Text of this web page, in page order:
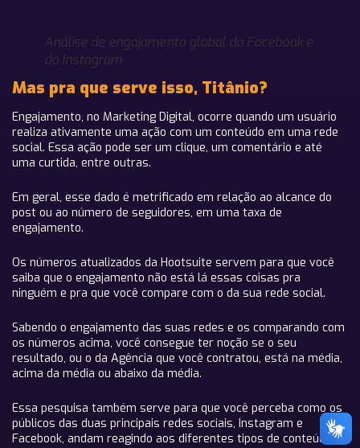
Análise de engajamento global do Facebook e
do Instagram
Mas pra que serve isso, Titânio?
Engajamento, no Marketing Digital, ocorre quando um usuário
realiza ativamente uma ação com um conteúdo em uma rede
social. Essa ação pode ser um clique, um comentário e até
uma curtida, entre outras.
Em geral, esse dado é metrificado em relação ao alcance do
post ou ao número de seguidores, em uma taxa de
engajamento.
Os números atualizados da Hootsuite servem para que você
saiba que o engajamento não está lá essas coisas pra
ninguém e pra que você compare com o da sua rede social.
Sabendo o engajamento das suas redes e os comparando com
os números acima, você consegue ter noção se o seu
resultado, ou o da Agência que você contratou, está na média,
acima da média ou abaixo da média.
Essa pesquisa também serve para que você perceba como os
públicos das duas principais redes sociais, Instagram e
Facebook, andam reagindo aos diferentes tipos de conteúdos e